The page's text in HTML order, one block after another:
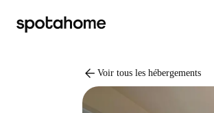
arrow_back Voir tous les hébergements